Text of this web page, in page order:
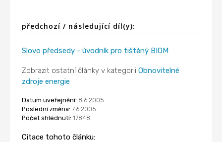
předchozí / následující díl(y):
Slovo předsedy - úvodník pro tištěný BIOM
Zobrazit ostatní články v kategoriiObnovitelné
zdroje energie
Datum uveřejnění: 8.6.2005
Poslední změna: 7.6.2005
Počet shlédnutí: 17848
Citace tohoto článku: